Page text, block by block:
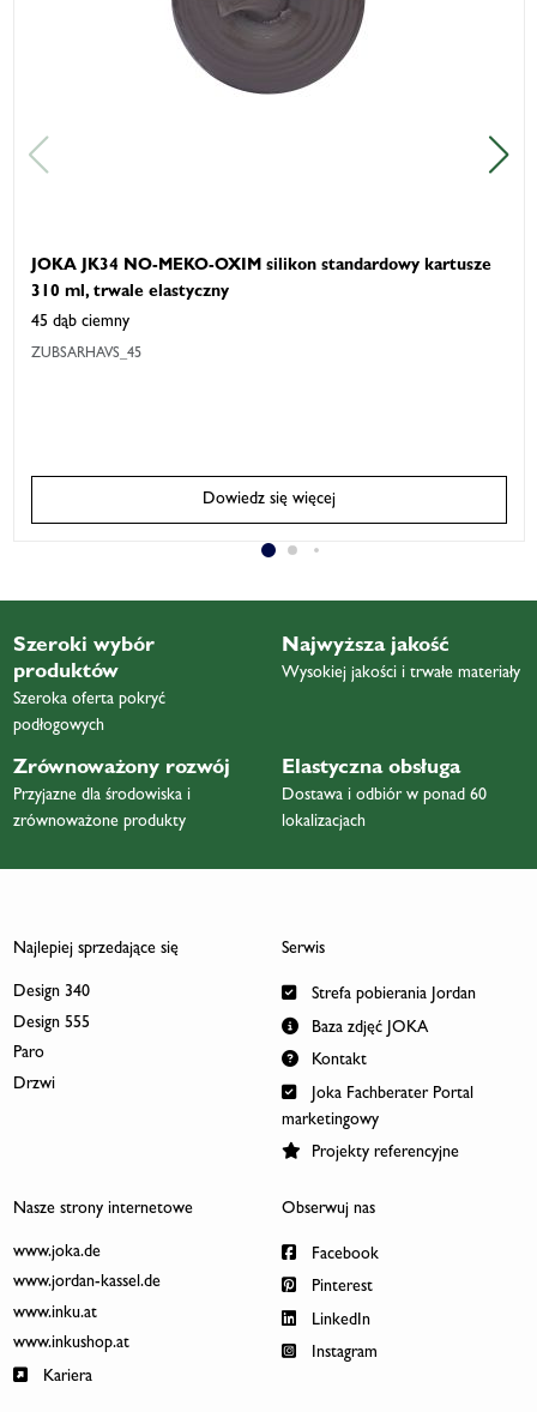
JOKA JK34 NO-MEKO-OXIM silikon standardowy kartusze
310 ml, trwale elastyczny
45 dąb ciemny
ZUBSARHAVS_45
Dowiedz się więcej
Szeroki wybór
produktów
Szeroka oferta pokryć
podłogowych
Najwyższa jakość
Wysokiej jakości i trwałe materiały
Zrównoważony rozwój
Przyjazne dla środowiska i
zrównoważone produkty
Elastyczna obsługa
Dostawa i odbiór w ponad 60
lokalizacjach
Najlepiej sprzedające się
Design 340
Design 555
Paro
Drzwi
Serwis
Strefa pobierania Jordan
Baza zdjęć JOKA
Kontakt
Joka Fachberater Portal
marketingowy
Projekty referencyjne
Nasze strony internetowe
www.joka.de
www.jordan-kassel.de
www.inku.at
www.inkushop.at
Kariera
Obserwuj nas
Facebook
Pinterest
LinkedIn
Instagram